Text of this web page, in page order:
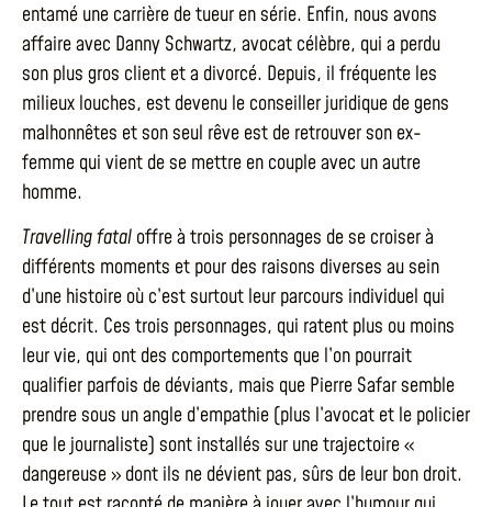
entamé une carrière de tueur en série. Enfin, nous avons
affaire avec Danny Schwartz, avocat célèbre, qui a perdu
son plus gros client et a divorcé. Depuis, il fréquente les
milieux louches, est devenu le conseiller juridique de gens
malhonnêtes et son seul rêve est de retrouver son ex-
femme qui vient de se mettre en couple avec un autre
homme.
Travelling fatal offre à trois personnages de se croiser à
différents moments et pour des raisons diverses au sein
d’une histoire où c’est surtout leur parcours individuel qui
est décrit. Ces trois personnages, qui ratent plus ou moins
leur vie, qui ont des comportements que l’on pourrait
qualifier parfois de déviants, mais que Pierre Safar semble
prendre sous un angle d’empathie (plus l’avocat et le policier
que le journaliste) sont installés sur une trajectoire «
dangereuse » dont ils ne dévient pas, sûrs de leur bon droit.